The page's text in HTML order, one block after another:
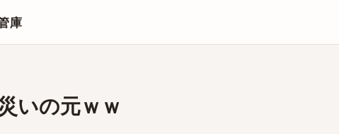
庫
いの元ｗｗ